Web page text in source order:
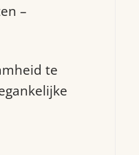
–
te